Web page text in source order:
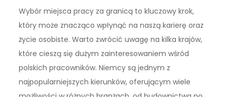
Wybór miejsca pracy za granicą to kluczowy krok,
który może znacząco wpłynąć na naszą karierę oraz
życie osobiste. Warto zwrócić uwagę na kilka krajów,
które cieszą się dużym zainteresowaniem wśród
polskich pracowników. Niemcy są jednym z
najpopularniejszych kierunków, oferującym wiele